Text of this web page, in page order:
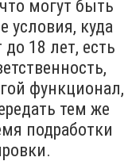
могут быть
условия, куда
до 18 лет, есть
функционал,
тем же
подработки